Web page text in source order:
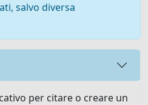
salvo diversa
per citare o creare un